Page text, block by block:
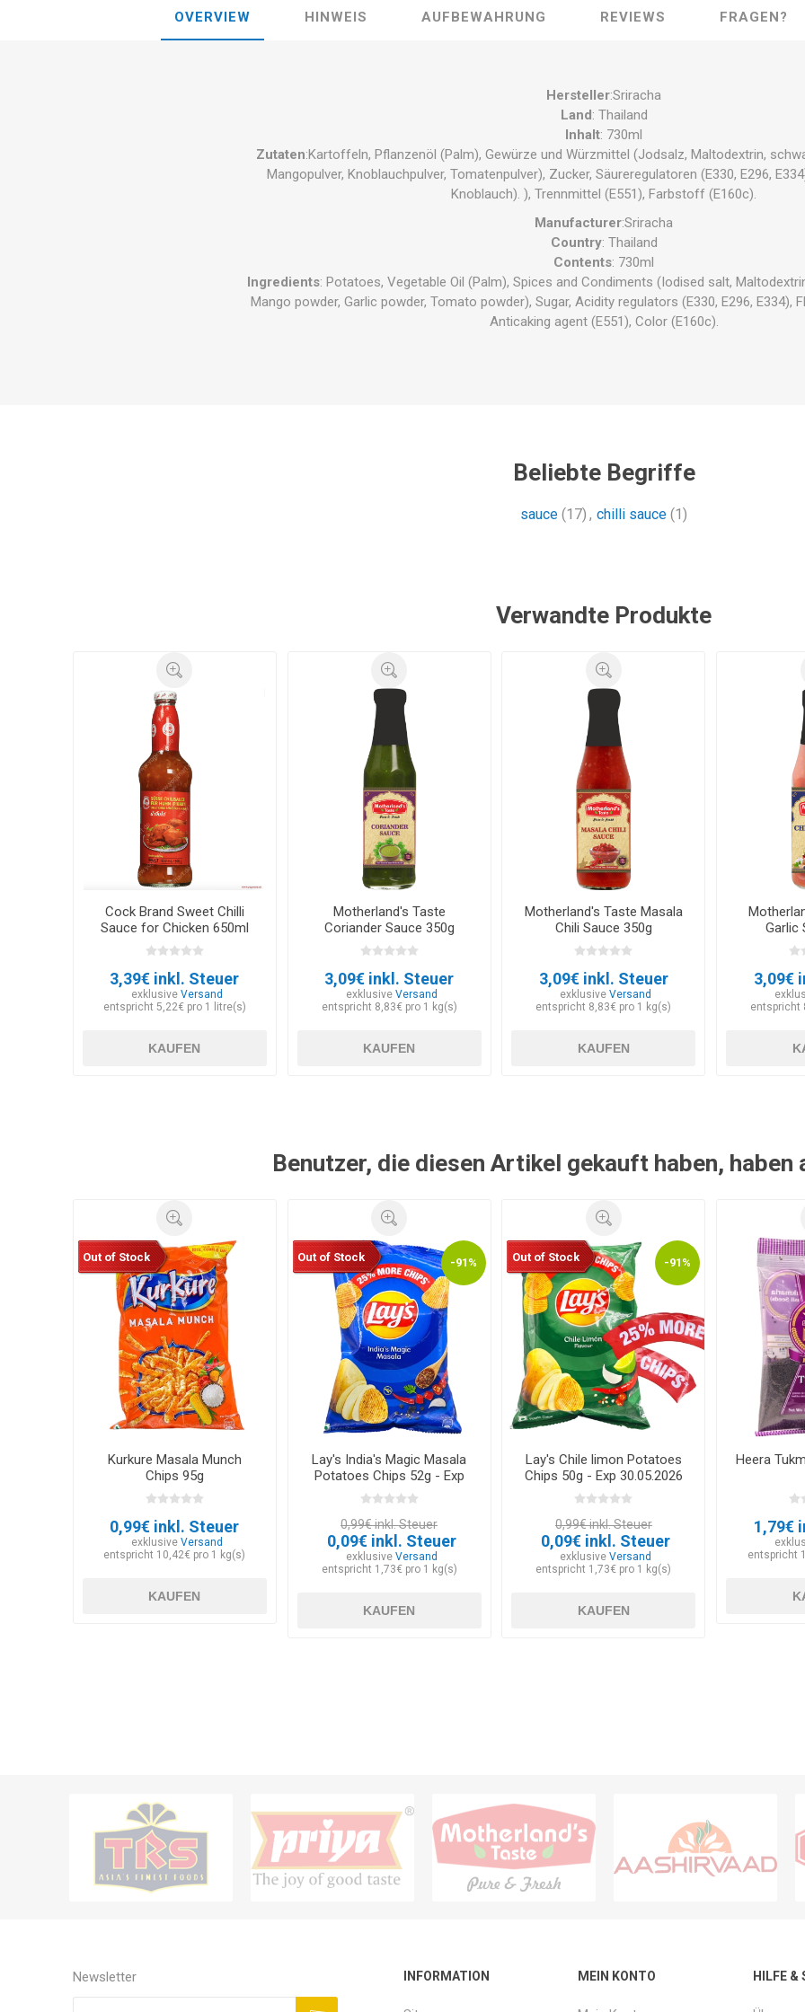
OVERVIEW HINWEIS AUFBEWAHRUNG REVIEWS FRAGEN?
Hersteller:Sriracha
Land: Thailand
Inhalt: 730ml
Zutaten:Kartoffeln, Pflanzenöl (Palm), Gewürze und Würzmittel (Jodsalz, Maltodextrin,
Mangopulver, Knoblauchpulver, Tomatenpulver), Zucker, Säureregulatoren (E330, E296,
Knoblauch). ), Trennmittel (E551), Farbstoff (E160c).
Manufacturer:Sriracha
Country: Thailand
Contents: 730ml
Ingredients: Potatoes, Vegetable Oil (Palm), Spices and Condiments (Iodised salt,
Mango powder, Garlic powder, Tomato powder), Sugar, Acidity regulators (E330, E296, E334),
Anticaking agent (E551), Color (E160c).
Beliebte Begriffe
sauce (17) , chilli sauce (1)
Verwandte Produkte
Cock Brand Sweet Chilli
Sauce for Chicken 650ml
3,39€ inkl. Steuer
exklusive Versand
entspricht 5,22€ pro 1 litre(s)
KAUFEN
Motherland's Taste
Coriander Sauce 350g
3,09€ inkl. Steuer
exklusive Versand
entspricht 8,83€ pro 1 kg(s)
KAUFEN
Motherland's Taste Masala
Chili Sauce 350g
3,09€ inkl. Steuer
exklusiveVersand
entspricht 8,83€ pro 1 kg(s)
KAUFEN
Garlic
3,09€
entspricht
Benutzer, die diesen Artikel gekauft haben, haben
Out of Stock
Kurkure Masala Munch
Chips 95g
0,99€ inkl. Steuer
exklusive Versand
entspricht 10,42€ pro 1 kg(s)
KAUFEN
-91%
Out of Stock
Lay's India's Magic Masala
Potatoes Chips 52g - Exp
30.05.2026
0,99€ inkl. Steuer
0,09€ inkl. Steuer
exklusive Versand
entspricht 1,73€ pro 1 kg(s)
KAUFEN
-91%
Out of Stock
Lay's Chile limon Potatoes
Chips 50g - Exp 30.05.2026
0,99€ inkl. Steuer
0,09€ inkl. Steuer
exklusiveVersand
entspricht 1,73€ pro 1 kg(s)
KAUFEN
Heera
1,79€
entspricht
Newsletter INFORMATION MEIN KONTO HILFE &